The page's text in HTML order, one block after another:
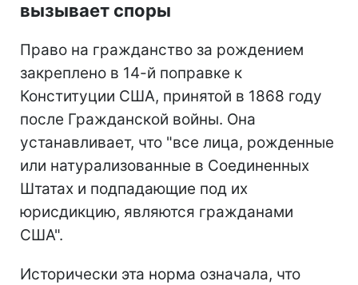
вызывает споры
Право на гражданство за рождением
закреплено в 14-й поправке к
Конституции США, принятой в 1868 году
после Гражданской войны. Она
устанавливает, что "все лица, рожденные
или натурализованные в Соединенных
Штатах и подпадающие под их
юрисдикцию, являются гражданами
США".
Исторически эта норма означала, что